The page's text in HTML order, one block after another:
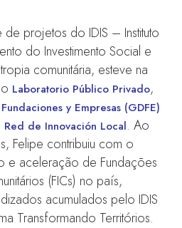
projetos do IDIS – Instituto
do Investimento Social e
comunitária, esteve na
Laboratorio Público Privado,
y Empresas (GDFE)
de Innovación Local. Ao
Felipe contribuiu com o
e aceleração de Fundações
(FICs) no país,
acumulados pelo IDIS
Transformando Territórios.